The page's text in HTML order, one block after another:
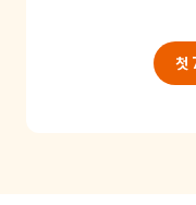
내는지 관찰하면서
될 거예요. 1분의
간의 개념을 인지 첫